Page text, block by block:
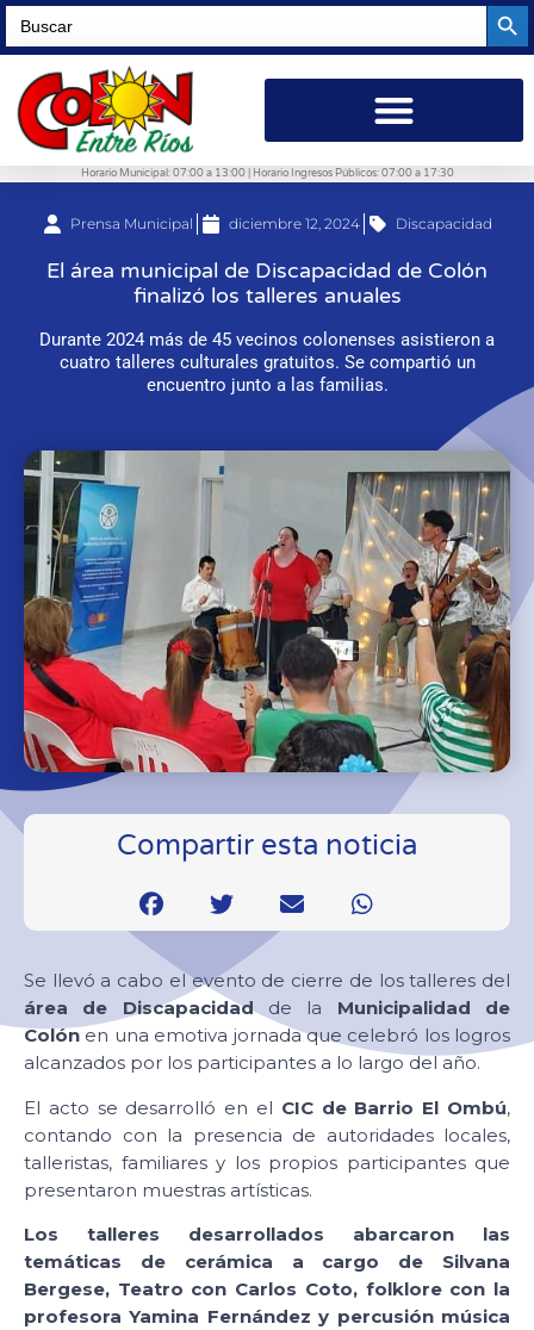
Search
for:
Horario Municipal: 07:00 a 13:00 | Horario Ingresos Públicos: 07:00 a 17:30
Prensa Municipal diciembre 12, 2024 Discapacidad
El área municipal de Discapacidad de Colón
finalizó los talleres anuales
Durante 2024 más de 45 vecinos colonenses asistieron a
cuatro talleres culturales gratuitos. Se compartió un
encuentro junto a las familias.
Compartir esta noticia
Se llevó a cabo el evento de cierre de los talleres del
área de Discapacidadde la Municipalidad de
Colón en una emotiva jornada que celebró los logros
alcanzados por los participantes a lo largo del año.
El acto se desarrolló en el CIC de Barrio El Ombú,
contando con la presencia de autoridades locales,
talleristas, familiares y los propios participantes que
presentaron muestras artísticas.
Los talleres desarrollados abarcaron las
temáticas de cerámica a cargo de Silvana
Bergese, Teatro con Carlos Coto, folklore con la
profesora Yamina Fernández y percusión música